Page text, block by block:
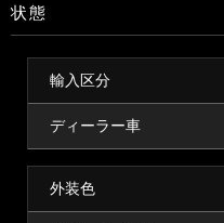
状態
輸入区分
ディーラー車
外装色